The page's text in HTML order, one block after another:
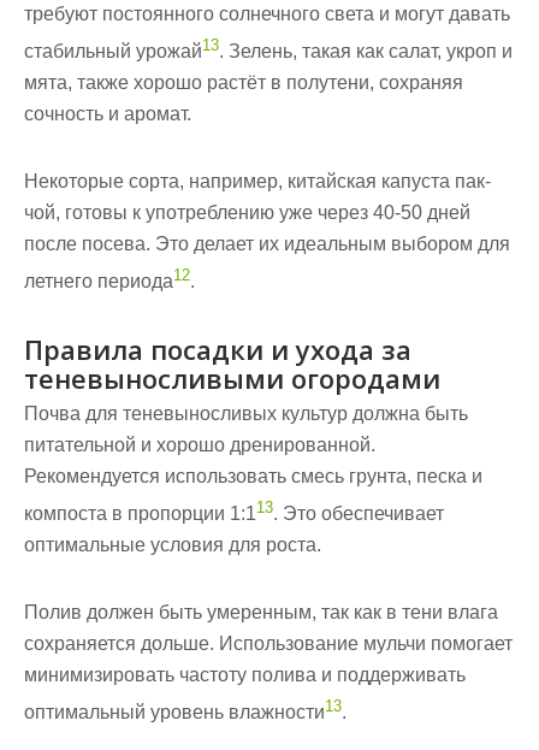
требуют постоянного солнечного света и могут давать
стабильный урожай13. Зелень, такая как салат, укроп и
мята, также хорошо растёт в полутени, сохраняя
сочность и аромат.
Некоторые сорта, например, китайская капуста пак-
чой, готовы к употреблению уже через 40-50 дней
после посева. Это делает их идеальным выбором для
летнего периода12.
Правила посадки и ухода за
теневыносливыми огородами
Почва для теневыносливых культур должна быть
питательной и хорошо дренированной.
Рекомендуется использовать смесь грунта, песка и
компоста в пропорции 1:113. Это обеспечивает
оптимальные условия для роста.
Полив должен быть умеренным, так как в тени влага
сохраняется дольше. Использование мульчи помогает
минимизировать частоту полива и поддерживать
оптимальный уровень влажности13.